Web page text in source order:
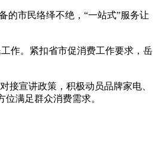
的市民络绎不绝，“一站式”服务让
作。紧扣省市促消费工作要求，岳
接宣讲政策，积极动员品牌家电、
满足群众消费需求。